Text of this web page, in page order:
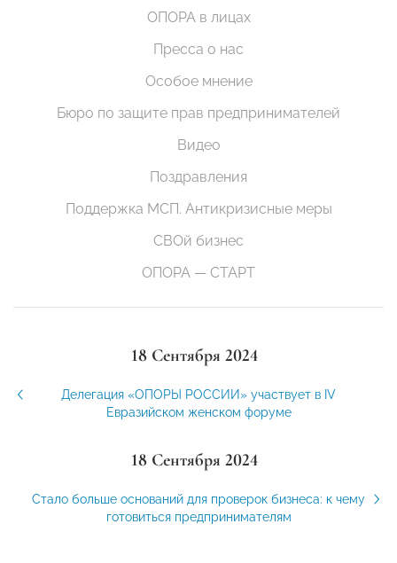
ОПОРА в лицах
Пресса о нас
Особое мнение
Бюро по защите прав предпринимателей
Видео
Поздравления
Поддержка МСП. Антикризисные меры
СВОй бизнес
ОПОРА — СТАРТ
18 Сентября 2024
Делегация «ОПОРЫ РОССИИ» участвует в IV
Евразийском женском форуме
18 Сентября 2024
Стало больше оснований для проверок бизнеса: к чему
готовиться предпринимателям